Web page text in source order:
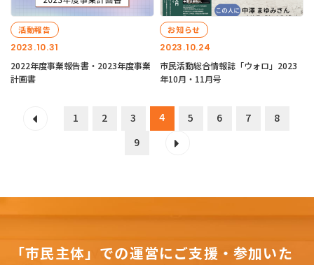
2023.10.31
活動報告
2022年度事業報告書・2023年度事業
計画書
2023.10.24
お知らせ
市民活動総合情報誌「ウォロ」2023
年10月・11月号
1 2 3 4 5 6 7
8
9
「市民主体」での運営にご支援・参加いた